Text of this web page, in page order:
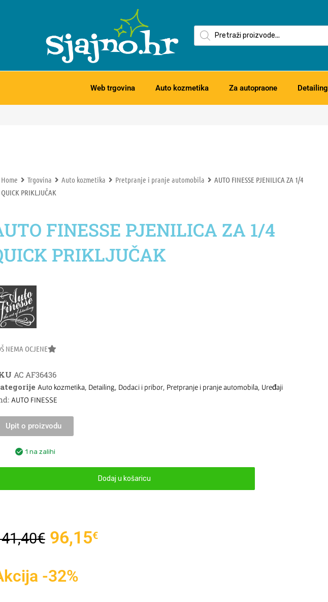
Web trgovina Auto kozmetika Za autopraone Detailing
Home Trgovina Auto kozmetika Pretpranje i pranje automobila
AUTO FINESSE PJENILICA ZA 1/4
QUICK PRIKLJUČAK
FINESSE PJENILICA ZA 1/4
PRIKLJUČAK
NEMA OCJENE
AC AF36436
Auto kozmetika, Detailing, Dodaci i pribor, Pretpranje i pranje automobila, Uređaji
AUTO FINESSE
Upit o proizvodu
1 na zalihi
Dodaj u košaricu
€ 96,15€
-32%